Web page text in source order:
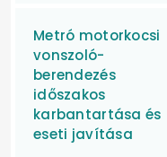
Metró motorkocsi
vonszoló-
berendezés
időszakos
karbantartása és
eseti javítása